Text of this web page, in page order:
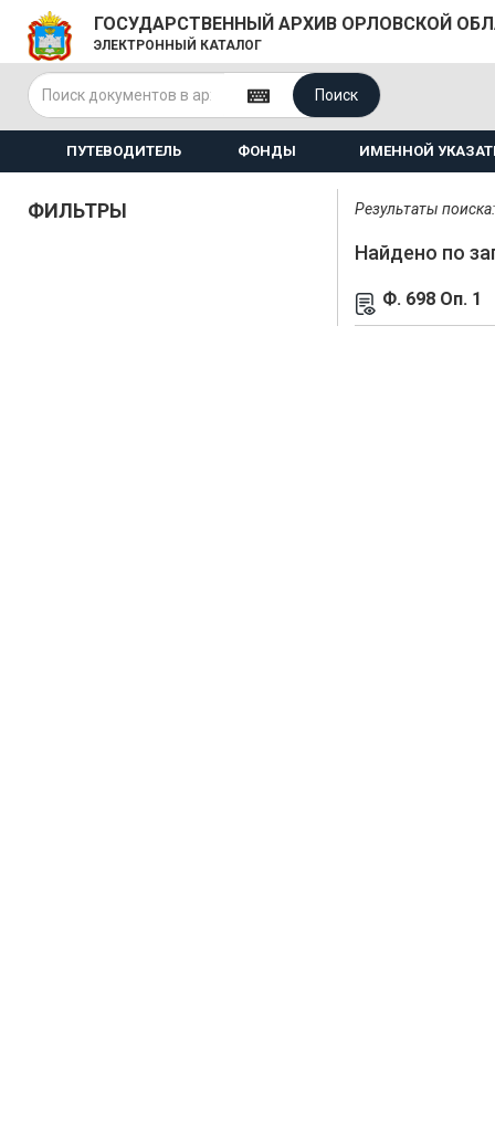
ГОСУДАРСТВЕННЫЙ АРХИВ ОРЛОВСКОЙ
ЭЛЕКТРОННЫЙ КАТАЛОГ
Поиск
ПУТЕВОДИТЕЛЬ ФОНДЫ ИМЕННОЙ
ФИЛЬТРЫ Результаты
Найдено по
Ф. 698 Оп. 1